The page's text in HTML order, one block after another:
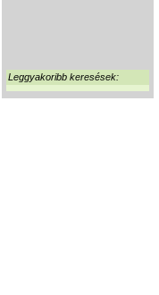
Leggyakoribb keresések: